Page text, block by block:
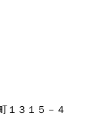
１３１５－４